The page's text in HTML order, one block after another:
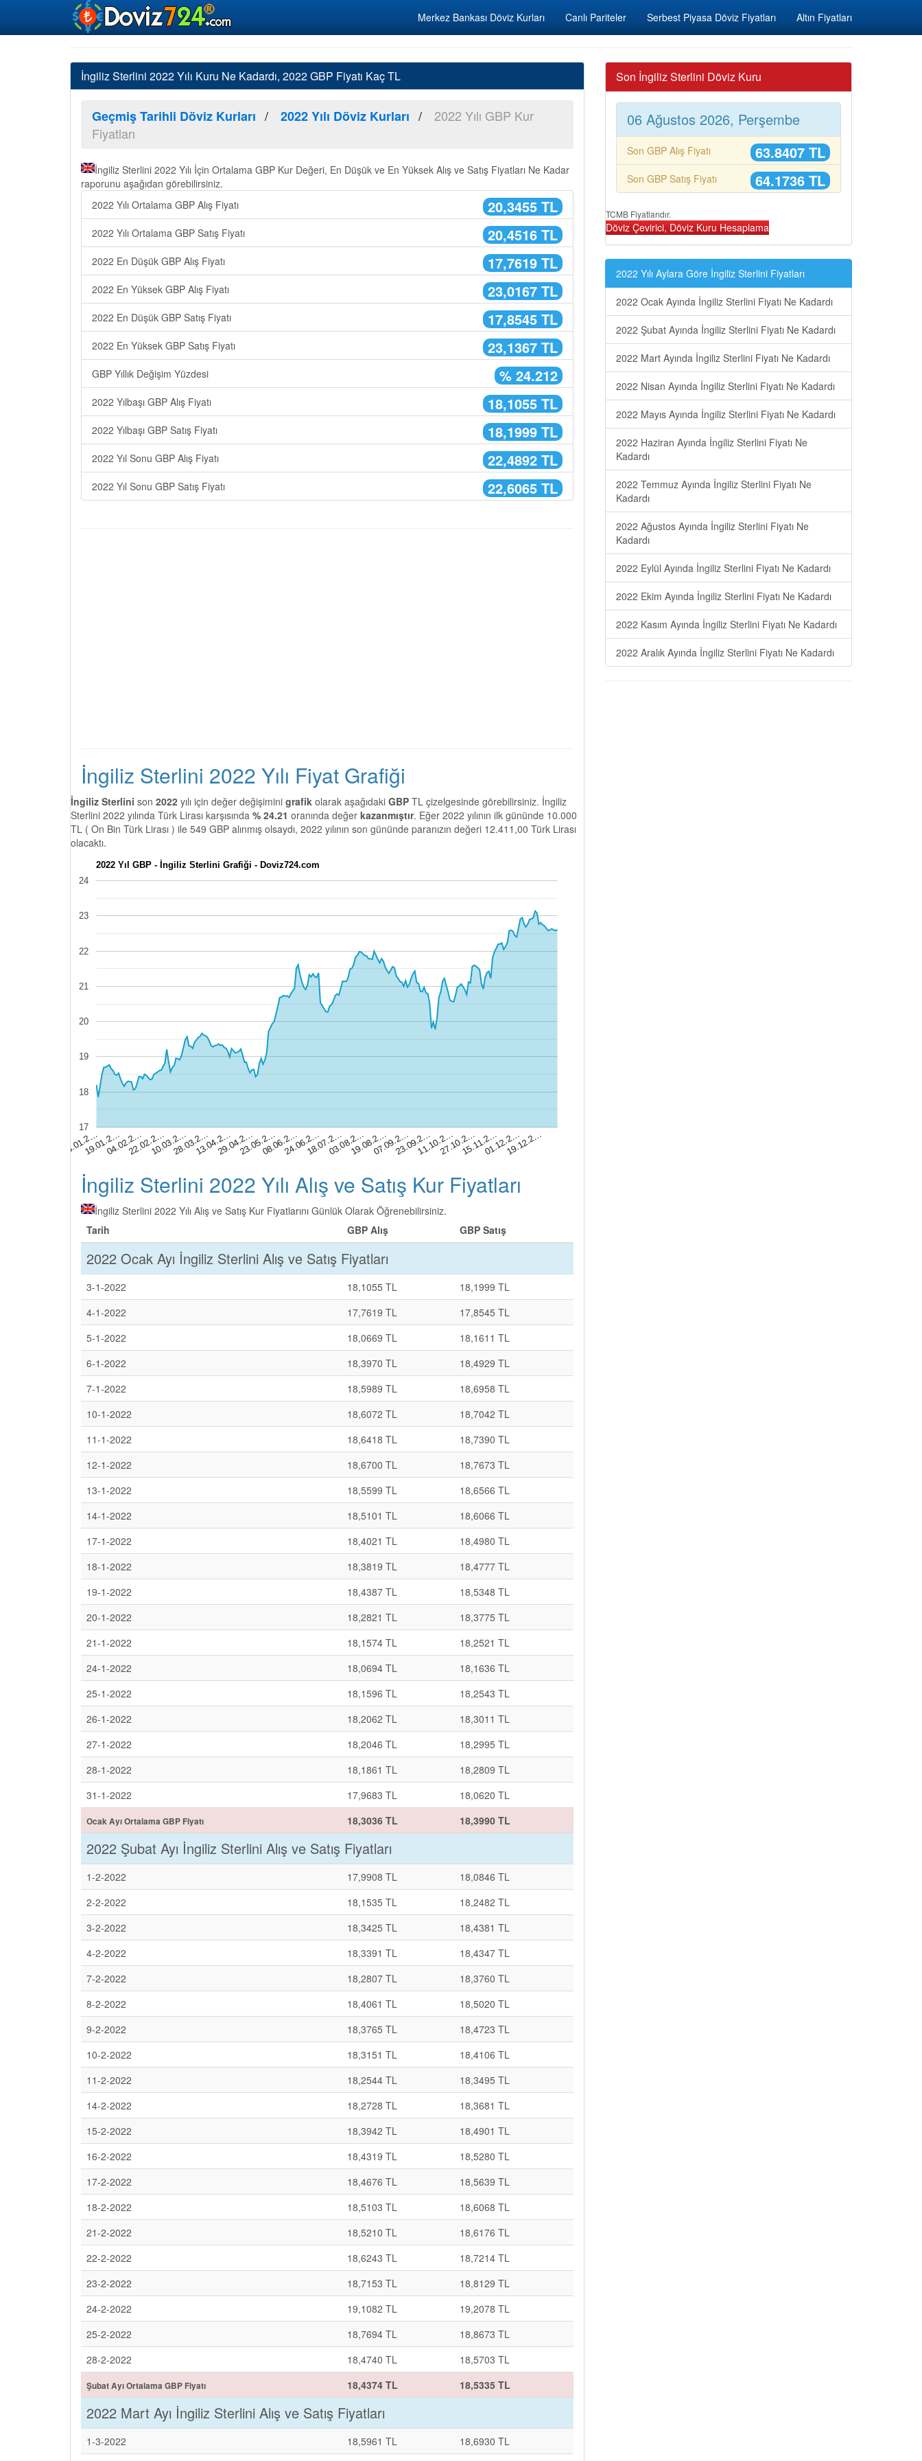
Merkez Bankası Döviz Kurları Canlı Pariteler Serbest Piyasa Döviz Fiyatları Altın Fiyatları
İngiliz Sterlini 2022 Yılı Kuru Ne Kadardı, 2022 GBP Fiyatı Kaç TL
Geçmiş Tarihli Döviz Kurları 2022 Yılı Döviz Kurları
2022 Yılı GBP Kur
Fiyatları
İngiliz Sterlini 2022 Yılı İçin Ortalama GBP Kur Değeri, En Düşük ve En Yüksek Alış ve Satış Fiyatları Ne Kadar
raporunu aşağıdan görebilirsiniz.
20,3455 TL
2022 Yılı Ortalama GBP Alış Fiyatı
20,4516 TL
2022 Yılı Ortalama GBP Satış Fiyatı
17,7619 TL
2022 En Düşük GBP Alış Fiyatı
23,0167 TL
2022 En Yüksek GBP Alış Fiyatı
17,8545 TL
2022 En Düşük GBP Satış Fiyatı
23,1367 TL
2022 En Yüksek GBP Satış Fiyatı
% 24.212
GBP Yıllık Değişim Yüzdesi
18,1055 TL
2022 Yılbaşı GBP Alış Fiyatı
18,1999 TL
2022 Yılbaşı GBP Satış Fiyatı
22,4892 TL
2022 Yıl Sonu GBP Alış Fiyatı
22,6065 TL
2022 Yıl Sonu GBP Satış Fiyatı
İngiliz Sterlini 2022 Yılı Fiyat Grafiği
İngiliz Sterlini son 2022 yılı için değer değişimini grafik olarak aşağıdaki GBP TL çizelgesinde görebilirsiniz. İngiliz
Sterlini 2022 yılında Türk Lirası karşısında % 24.21 oranında değer kazanmıştır. Eğer 2022 yılının ilk gününde 10.000
TL ( On Bin Türk Lirası ) ile 549 GBP alınmış olsaydı, 2022 yılının son gününde paranızın değeri 12.411,00 Türk Lirası
olacaktı.
2022 Yıl GBP - İngiliz Sterlini Grafiği - Doviz724.com
03.01.2…
19.01.2…04.02.2…22.02.2…10.03.2…28.03.2…13.04.2…29.04.2…23.05.2…08.06.2…24.06.2…18.07.2…03.08.2…19.08.2…07.09.2…23.09.2…11.10.2…27.10.2…15.11.2…01.12.2…19.12.2…
17
18
19
20
21
22
23
24
İngiliz Sterlini 2022 Yılı Alış ve Satış Kur Fiyatları
İngiliz Sterlini 2022 Yılı Alış ve Satış Kur Fiyatlarını Günlük Olarak Öğrenebilirsiniz.
Tarih
GBP Alış GBP Satış
2022 Ocak Ayı İngiliz Sterlini Alış ve Satış Fiyatları
3-1-2022 18,1055 TL
18,1999 TL
4-1-2022
17,7619 TL
17,8545 TL
5-1-2022
18,0669 TL
18,1611 TL
6-1-2022
18,3970 TL
18,4929 TL
7-1-2022
18,5989 TL
18,6958 TL
10-1-2022
18,6072 TL
18,7042 TL
11-1-2022
18,6418 TL
18,7390 TL
12-1-2022
18,6700 TL
18,7673 TL
13-1-2022
18,5599 TL
18,6566 TL
14-1-2022
18,5101 TL
18,6066 TL
17-1-2022
18,4021 TL
18,4980 TL
18-1-2022
18,3819 TL
18,4777 TL
19-1-2022
18,4387 TL
18,5348 TL
20-1-2022
18,2821 TL
18,3775 TL
21-1-2022
18,1574 TL
18,2521 TL
24-1-2022
18,0694 TL
18,1636 TL
25-1-2022
18,1596 TL
18,2543 TL
26-1-2022
18,2062 TL
18,3011 TL
27-1-2022
18,2046 TL
18,2995 TL
28-1-2022
18,1861 TL
18,2809 TL
31-1-2022
17,9683 TL 18,0620 TL
Ocak Ayı Ortalama GBP Fiyatı 18,3036 TL 18,3990 TL
2022 Şubat Ayı İngiliz Sterlini Alış ve Satış Fiyatları
1-2-2022 17,9908 TL
18,0846 TL
2-2-2022
18,1535 TL
18,2482 TL
3-2-2022
18,3425 TL
18,4381 TL
4-2-2022
18,3391 TL
18,4347 TL
7-2-2022
18,2807 TL
18,3760 TL
8-2-2022
18,4061 TL
18,5020 TL
9-2-2022
18,3765 TL
18,4723 TL
10-2-2022
18,3151 TL
18,4106 TL
11-2-2022
18,2544 TL
18,3495 TL
14-2-2022
18,2728 TL
18,3681 TL
15-2-2022
18,3942 TL
18,4901 TL
16-2-2022
18,4319 TL
18,5280 TL
17-2-2022
18,4676 TL
18,5639 TL
18-2-2022
18,5103 TL
18,6068 TL
21-2-2022
18,5210 TL
18,6176 TL
22-2-2022
18,6243 TL
18,7214 TL
23-2-2022
18,7153 TL
18,8129 TL
24-2-2022
19,1082 TL
19,2078 TL
25-2-2022
18,7694 TL
18,8673 TL
28-2-2022
18,4740 TL 18,5703 TL
Şubat Ayı Ortalama GBP Fiyatı 18,4374 TL 18,5335 TL
2022 Mart Ayı İngiliz Sterlini Alış ve Satış Fiyatları
1-3-2022 18,5961 TL
18,6930 TL
Son İngiliz Sterlini Döviz Kuru
06 Ağustos 2026, Perşembe
Son GBP Alış Fiyatı 63.8407 TL
Son GBP Satış Fiyatı 64.1736 TL
TCMB Fiyatlarıdır.
Döviz Çevirici, Döviz Kuru Hesaplama
2022 Yılı Aylara Göre İngiliz Sterlini Fiyatları
2022 Ocak Ayında İngiliz Sterlini Fiyatı Ne Kadardı
2022 Şubat Ayında İngiliz Sterlini Fiyatı Ne Kadardı
2022 Mart Ayında İngiliz Sterlini Fiyatı Ne Kadardı
2022 Nisan Ayında İngiliz Sterlini Fiyatı Ne Kadardı
2022 Mayıs Ayında İngiliz Sterlini Fiyatı Ne Kadardı
2022 Haziran Ayında İngiliz Sterlini Fiyatı Ne
Kadardı
2022 Temmuz Ayında İngiliz Sterlini Fiyatı Ne
Kadardı
2022 Ağustos Ayında İngiliz Sterlini Fiyatı Ne
Kadardı
2022 Eylül Ayında İngiliz Sterlini Fiyatı Ne Kadardı
2022 Ekim Ayında İngiliz Sterlini Fiyatı Ne Kadardı
2022 Kasım Ayında İngiliz Sterlini Fiyatı Ne Kadardı
2022 Aralık Ayında İngiliz Sterlini Fiyatı Ne Kadardı